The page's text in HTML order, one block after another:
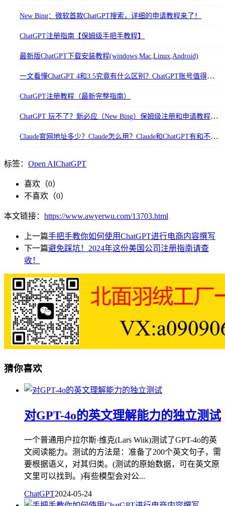
New Bing：微软首款ChatGPT搜索，详细的申请教程来了！
ChatGPT注册指南【保姆级手把手教程】
最新版ChatGPT下载安装教程(windows,Mac,Linux,Android)
一文看懂ChatGPT 4和3.5究竟有什么区别？ChatGPT账号值得充plus吗？
ChatGPT注册教程（最新完整指南）
ChatGPT 玩不了？新必应（New Bing）保姆级注册和申请教程来了！
Claude官网地址多少？Claude怎么用？Claude和ChatGPT有和不同？
标签： Open AIChatGPT
喜欢（0）
不喜欢（0）
本文链接： https://www.awyerwu.com/13703.html
上一篇手把手教你如何使用ChatGPT进行电商内容撰写
下一篇避免踩坑！2024年这份美国公司注册指南请查
收！
猜你喜欢
对GPT-4o的英文理解能力的独立测试
一个普通用户拉尔斯·维克(Lars Wiik)测试了GPT-4o的英
文阅读能力。测试的方法是：准备了200个英文句子，需
要根据语义，对其归类。(测试的原始数据，可在英文原
文里可以找到。)有些模型会对公...
ChatGPT2024-05-24